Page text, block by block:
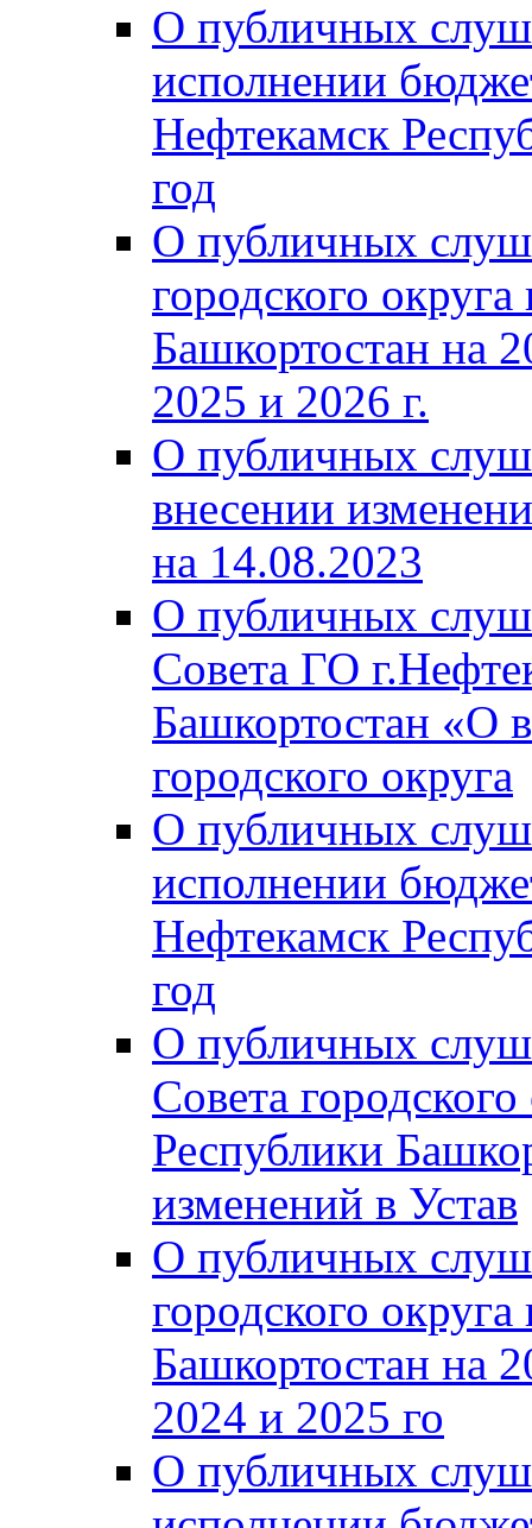
О публичных
исполнении
Нефтекамск
год
О публичных
городского
Башкортостан на
2025 и 2026 г.
О публичных
внесении
на 14.08.2023
О публичных
Совета ГО
Башкортостан «О
городского округа
О публичных
исполнении
Нефтекамск
год
О публичных
Совета
Республики
изменений в Устав
О публичных
городского
Башкортостан на
2024 и 2025 го
О публичных